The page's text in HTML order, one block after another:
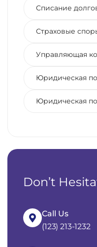
Списание
Страховые
Управляющая
Юридическая
Юридическая
Don’t
Call Us
(123) 213-1232